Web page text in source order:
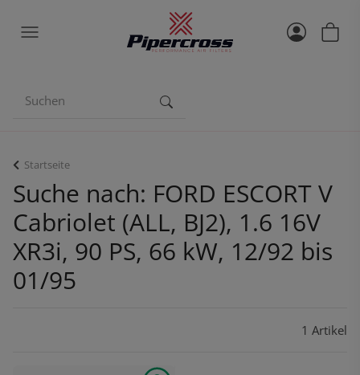
Startseite
Suche nach: FORD ESCORT V
Cabriolet (ALL, BJ2), 1.6 16V
XR3i, 90 PS, 66 kW, 12/92 bis
01/95
1 Artikel